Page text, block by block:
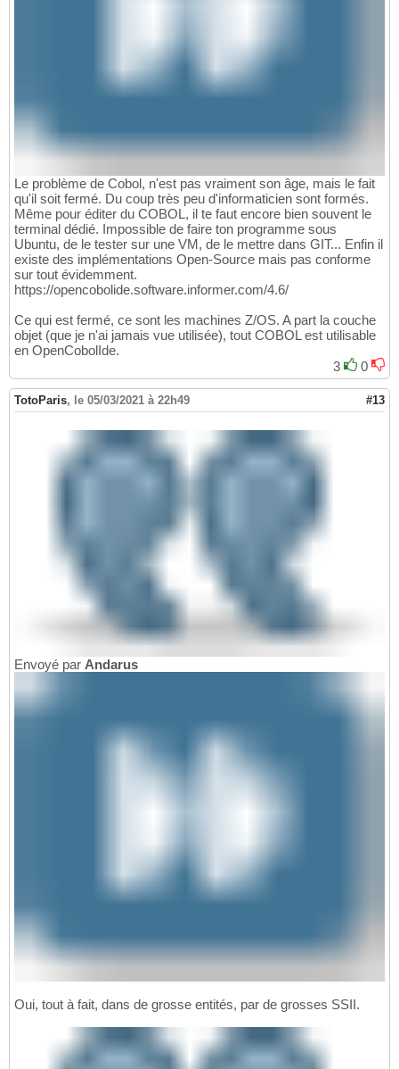
Le problème de Cobol, n'est pas vraiment son âge, mais le fait
qu'il soit fermé. Du coup très peu d'informaticien sont formés.
Même pour éditer du COBOL, il te faut encore bien souvent le
terminal dédié. Impossible de faire ton programme sous
Ubuntu, de le tester sur une VM, de le mettre dans GIT... Enfin il
existe des implémentations Open-Source mais pas conforme
sur tout évidemment.
https://opencobolide.software.informer.com/4.6/
Ce qui est fermé, ce sont les machines Z/OS. A part la couche
objet (que je n'ai jamais vue utilisée), tout COBOL est utilisable
en OpenCobolIde.
3
0
TotoParis, le 05/03/2021 à 22h49 #13
Envoyé par Andarus
Oui, tout à fait, dans de grosse entités, par de grosses SSII.